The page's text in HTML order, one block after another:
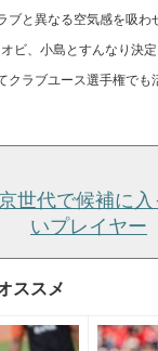
ブと異なる空気感を吸わ
ビ、小島とすんなり決
クラブユース選手権でも
世代で候補に
いプレイヤー
ススメ